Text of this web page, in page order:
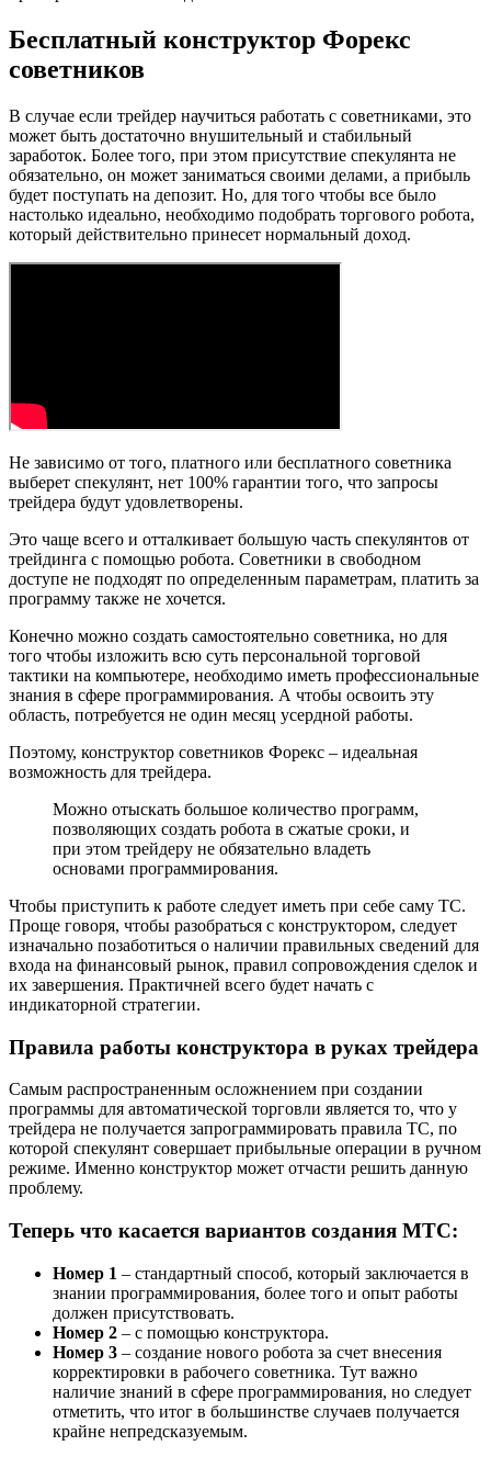
Бесплатный конструктор Форекс
советников
В случае если трейдер научиться работать с советниками, это
может быть достаточно внушительный и стабильный
заработок. Более того, при этом присутствие спекулянта не
обязательно, он может заниматься своими делами, а прибыль
будет поступать на депозит. Но, для того чтобы все было
настолько идеально, необходимо подобрать торгового робота,
который действительно принесет нормальный доход.
Не зависимо от того, платного или бесплатного советника
выберет спекулянт, нет 100% гарантии того, что запросы
трейдера будут удовлетворены.
Это чаще всего и отталкивает большую часть спекулянтов от
трейдинга с помощью робота. Советники в свободном
доступе не подходят по определенным параметрам, платить за
программу также не хочется.
Конечно можно создать самостоятельно советника, но для
того чтобы изложить всю суть персональной торговой
тактики на компьютере, необходимо иметь профессиональные
знания в сфере программирования. А чтобы освоить эту
область, потребуется не один месяц усердной работы.
Поэтому, конструктор советников Форекс – идеальная
возможность для трейдера.
Можно отыскать большое количество программ,
позволяющих создать робота в сжатые сроки, и
при этом трейдеру не обязательно владеть
основами программирования.
Чтобы приступить к работе следует иметь при себе саму ТС.
Проще говоря, чтобы разобраться с конструктором, следует
изначально позаботиться о наличии правильных сведений для
входа на финансовый рынок, правил сопровождения сделок и
их завершения. Практичней всего будет начать с
индикаторной стратегии.
Правила работы конструктора в руках трейдера
Самым распространенным осложнением при создании
программы для автоматической торговли является то, что у
трейдера не получается запрограммировать правила ТС, по
которой спекулянт совершает прибыльные операции в ручном
режиме. Именно конструктор может отчасти решить данную
проблему.
Теперь что касается вариантов создания МТС:
Номер 1 – стандартный способ, который заключается в
знании программирования, более того и опыт работы
должен присутствовать.
Номер 2 – с помощью конструктора.
Номер 3 – создание нового робота за счет внесения
корректировки в рабочего советника. Тут важно
наличие знаний в сфере программирования, но следует
отметить, что итог в большинстве случаев получается
крайне непредсказуемым.